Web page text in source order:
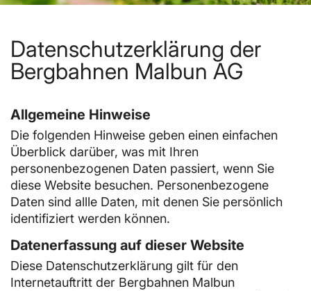
Datenschutzerklärung der
Bergbahnen Malbun AG
Allgemeine Hinweise
Die folgenden Hinweise geben einen einfachen
Überblick darüber, was mit Ihren
personenbezogenen Daten passiert, wenn Sie
diese Website besuchen. Personenbezogene
Daten sind allle Daten, mit denen Sie persönlich
identifiziert werden können.
Datenerfassung auf dieser Website
Diese Datenschutzerklärung gilt für den
Internetauftritt der Bergbahnen Malbun